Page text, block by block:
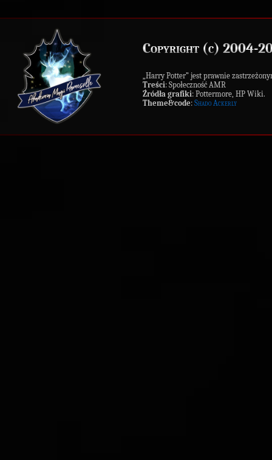
Copyright (c) 2004-
„Harry Potter” jest prawnie
Treści: Społeczność AMR
Źródła grafiki: Pottermore, HP Wiki.
Theme&code: Shado Ackerly